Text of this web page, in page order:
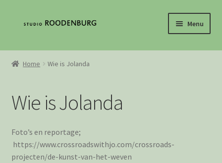
inhoud
Menu
Home
De geschiedenis van het weven
Mijn Account
Loguit
Home Wie is Jolanda
Wie is Jolanda
Foto’s en reportage;
https://www.crossroadswithjo.com/crossroads-
projecten/de-kunst-van-het-weven